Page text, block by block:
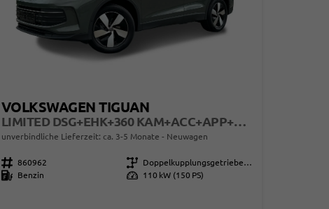
VOLKSWAGEN TIGUAN
LIMITED DSG+EHK+360 KAM+ACC+APP+LED PLUS+17" LM+KLIMA
unverbindliche Lieferzeit: ca. 3-5 Monate Neuwagen
Fahrzeugnr. 860962 Getriebe
Doppelkupplungsgetriebe (DSG)
Kraftstoff
Benzin Leistung 110 kW (150 PS)